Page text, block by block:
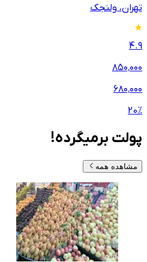
تهران، ولنجک
4.9
۸۵۰٬۰۰۰
۶۸۰٬۰۰۰
20%
پولت برمیگرده!
مشاهده همه